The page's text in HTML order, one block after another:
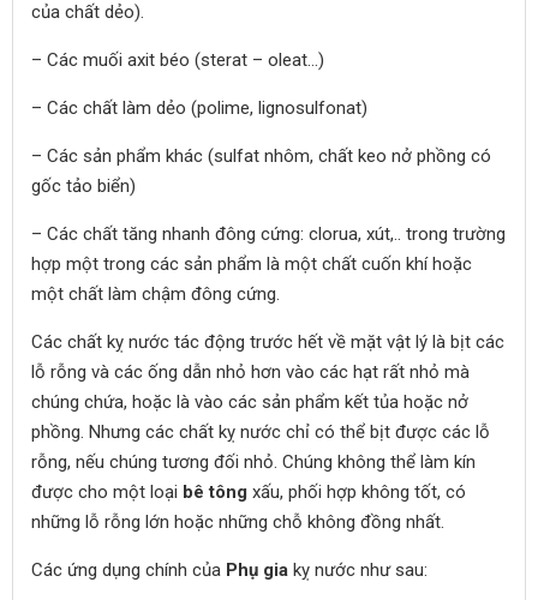
của chất dẻo).
– Các muối axit béo (sterat – oleat…)
– Các chất làm dẻo (polime, lignosulfonat)
– Các sản phẩm khác (sulfat nhôm, chất keo nở phồng có
gốc tảo biển)
– Các chất tăng nhanh đông cứng: clorua, xút,.. trong trường
hợp một trong các sản phẩm là một chất cuốn khí hoặc
một chất làm chậm đông cứng.
Các chất kỵ nước tác động trước hết về mặt vật lý là bịt các
lỗ rỗng và các ống dẫn nhỏ hơn vào các hạt rất nhỏ mà
chúng chứa, hoặc là vào các sản phẩm kết tủa hoặc nở
phồng. Nhưng các chất kỵ nước chỉ có thể bịt được các lỗ
rỗng, nếu chúng tương đối nhỏ. Chúng không thể làm kín
được cho một loại bê tông xấu, phối hợp không tốt, có
những lỗ rỗng lớn hoặc những chỗ không đồng nhất.
Các ứng dụng chính của Phụ gia kỵ nước như sau: